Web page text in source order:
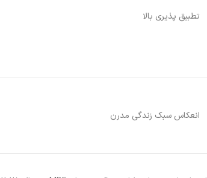
تطبیق پذیری بالا
انعکاس سبک زندگی مدرن